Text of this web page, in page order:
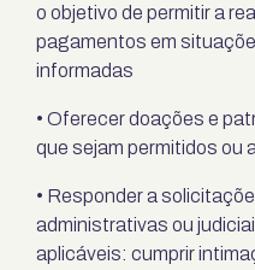
o objetivo de permitir a
pagamentos em
informadas
• Oferecer doações e
que sejam permitidos ou
• Responder a
administrativas ou
aplicáveis: cumprir